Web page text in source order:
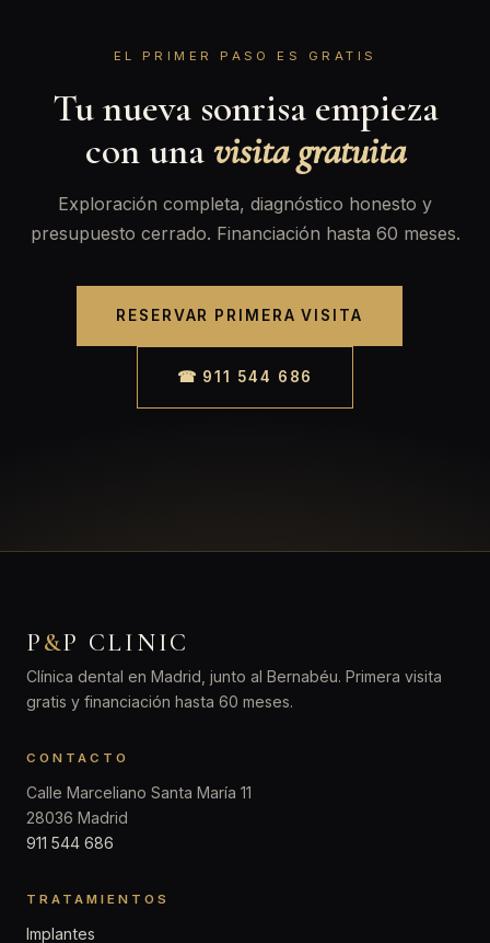
EL PRIMER PASO ES GRATIS
Tu nueva sonrisa empieza
con unavisita gratuita
Exploración completa, diagnóstico honesto y
presupuesto cerrado. Financiación hasta 60 meses.
RESERVAR PRIMERA VISITA
☎ 911 544 686
P&P CLINIC
Clínica dental en Madrid, junto al Bernabéu. Primera visita
gratis y financiación hasta 60 meses.
CONTACTO
Calle Marceliano Santa María 11
28036 Madrid
911 544 686
TRATAMIENTOS
Implantes